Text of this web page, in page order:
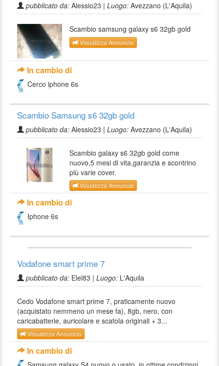
pubblicato da: Alessio23 | Luogo: Avezzano (L'Aquila)
Scambio samsung galaxy s6 32gb gold
Visualizza Annuncio
In cambio di
Cerco iphone 6s
Scambio Samsung s6 32gb gold
pubblicato da: Alessio23 | Luogo: Avezzano (L'Aquila)
Scambio galaxy s6 32gb gold come
nuovo,5 mesi di vita,garanzia e scontrino
più varie cover.
Visualizza Annuncio
In cambio di
Iphone 6s
Vodafone smart prime 7
pubblicato da: Elel83 | Luogo: L'Aquila
Cedo Vodafone smart prime 7, praticamente nuovo
(acquistato nemmeno un mese fa), 8gb, nero, con
caricabatterie, auricolare e scatola originali + 3...
Visualizza Annuncio
In cambio di